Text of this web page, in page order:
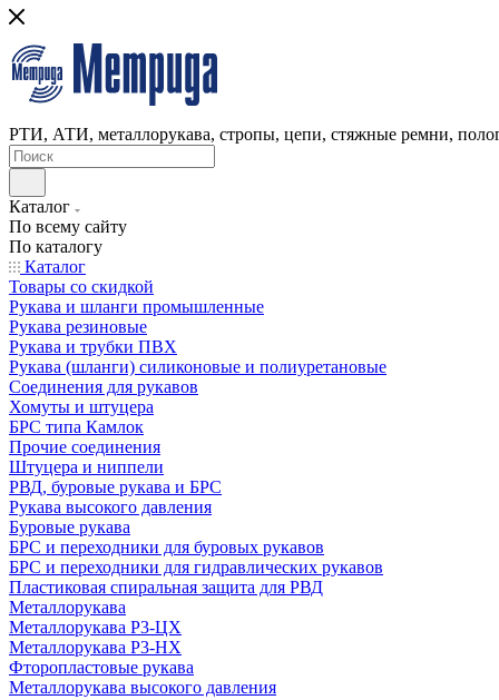
РТИ, АТИ, металлорукава, стропы, цепи, стяжные ремни,
Каталог
По всему сайту
По каталогу
Каталог
Товары со скидкой
Рукава и шланги промышленные
Рукава резиновые
Рукава и трубки ПВХ
Рукава (шланги) силиконовые и полиуретановые
Соединения для рукавов
Хомуты и штуцера
БРС типа Камлок
Прочие соединения
Штуцера и ниппели
РВД, буровые рукава и БРС
Рукава высокого давления
Буровые рукава
БРС и переходники для буровых рукавов
БРС и переходники для гидравлических рукавов
Пластиковая спиральная защита для РВД
Металлорукава
Металлорукава Р3-ЦХ
Металлорукава Р3-НХ
Фторопластовые рукава
Металлорукава высокого давления